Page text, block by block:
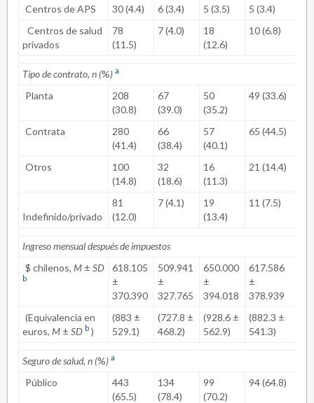
Centros de APS 30 (4.4) 6 (3.4) 5 (3.5) 5 (3.4)
Centros de salud
privados
78
(11.5)
7 (4.0)
18
(12.6)
10 (6.8)
Tipo de contrato, n (%) a
Planta
208
(30.8)
67
(39.0)
50
(35.2)
49 (33.6)
Contrata
280
(41.4)
66
(38.4)
57
(40.1)
65 (44.5)
Otros
100
(14.8)
32
(18.6)
16
(11.3)
21 (14.4)
Indefinido/privado
81
(12.0)
7 (4.1)
19
(13.4)
11 (7.5)
Ingreso mensual después de impuestos
$ chilenos, M ± SD
b
618.105
±
370.390
509.941
±
327.765
650.000
±
394.018
617.586
±
378.939
(Equivalencia en
euros, M ± SD b )
(883 ±
529.1)
(727.8 ±
468.2)
(928.6 ±
562.9)
(882.3 ±
541.3)
Seguro de salud, n (%) a
Público
443
(65.5)
134
(78.4)
99
(70.2)
94 (64.8)